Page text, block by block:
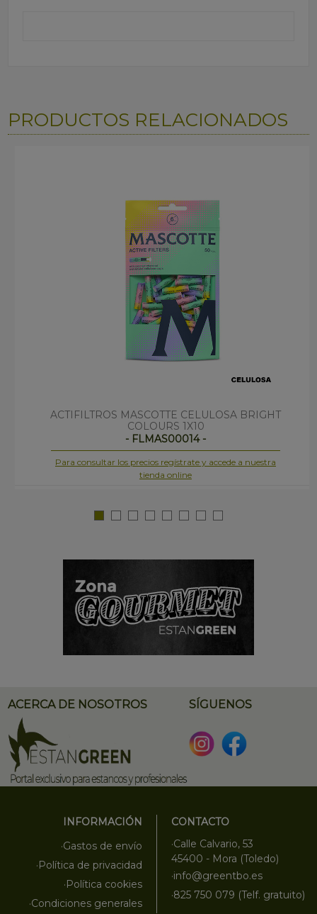
PRODUCTOS RELACIONADOS
ACTIFILTROS MASCOTTE CELULOSA BRIGHT
COLOURS 1X10
- FLMAS00014 -
Para consultar los precios regístrate y accede a nuestra
tienda online
ACERCA DE NOSOTROS SÍGUENOS
INFORMACIÓN
·Gastos de envío
·Política de privacidad
·Política cookies
·Condiciones generales
CONTACTO
·Calle Calvario, 53
45400 - Mora (Toledo)
·info@greentbo.es
·825 750 079 (Telf. gratuito)